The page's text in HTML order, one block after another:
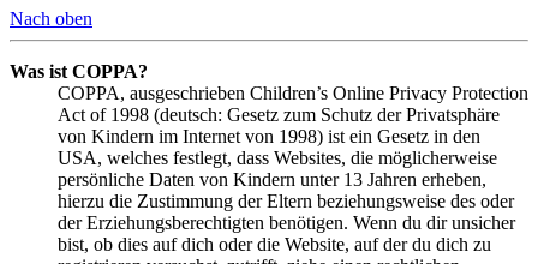
Nach oben
Was ist COPPA?
COPPA, ausgeschrieben Children’s Online Privacy Protection
Act of 1998 (deutsch: Gesetz zum Schutz der Privatsphäre
von Kindern im Internet von 1998) ist ein Gesetz in den
USA, welches festlegt, dass Websites, die möglicherweise
persönliche Daten von Kindern unter 13 Jahren erheben,
hierzu die Zustimmung der Eltern beziehungsweise des oder
der Erziehungsberechtigten benötigen. Wenn du dir unsicher
bist, ob dies auf dich oder die Website, auf der du dich zu